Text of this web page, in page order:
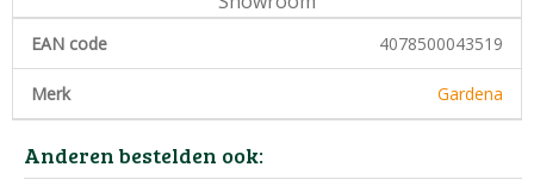
EAN code 4078500043519
Merk Gardena
Anderen bestelden ook: